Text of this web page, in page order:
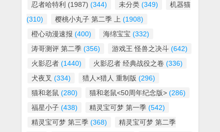
忍者哈特利 (1987) (344) 未分类 (349)
机器猫
(310)
樱桃小丸子 第二季 上 (1908)
橙心动漫速报 (400) 海绵宝宝 (332)
涛哥测评 第二季 (356) 游戏王 怪兽之决斗 (642)
火影忍者 (1440) 火影忍者 经典战役之卷 (336)
犬夜叉 (334) 猎人×猎人 重制版 (296)
猫和老鼠 (280) 猫和老鼠<50周年纪念版> (286)
福星小子 (438) 精灵宝可梦 第一季 (542)
精灵宝可梦 第三季 (368)
精灵宝可梦 第二季